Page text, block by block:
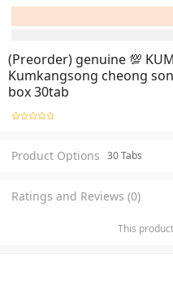
(Preorder) genuine 💯
Kumkangsong cheong
box 30tab
Product Options 30 Tabs
Ratings and Reviews (0)
This